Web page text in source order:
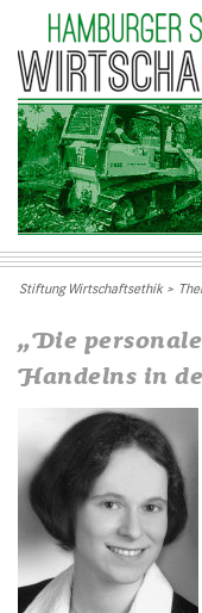
Stiftung Wirtschaftsethik>
„Die
Handelns in